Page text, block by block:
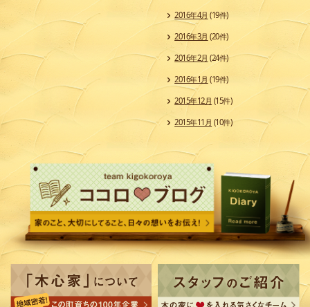
2016年4月 (19件)
2016年3月 (20件)
2016年2月 (24件)
2016年1月 (19件)
2015年12月 (15件)
2015年11月 (10件)